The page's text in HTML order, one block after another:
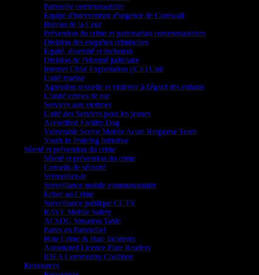
Patrouille communautaire
Équipe d'intervention d'urgence de Cornwall
Bureau de la Cour
Prévention du crime et partenariats communautaires
Division des enquêtes criminelles
Équité, diversité et inclusion
Division de l'identité judiciaire
Internet Child Exploitation (ICE) Unit
Unité marine
Agression sexuelle et violence à l'égard des enfants
L’unité crimes de rue
Services aux victimes
Unité des Services pour les jeunes
Accredited Facility Dog
Vulnerable Sector Mobile Acute Response Team
Youth In Policing Initiative
Sûreté et prévention du crime
Sûreté et prévention du crime
Conseils de sécurité
Verrouillez-la
Surveillance mobile communautaire
Échec au Crime
Surveillance publique CCTV
RAVE Mobile Safety
ACSDG Situation Table
Pattes en Patrouille!
Hate Crime & Hate Incidents
Automated Licence Plate Readers
IDEA Community Coalition
Ressources